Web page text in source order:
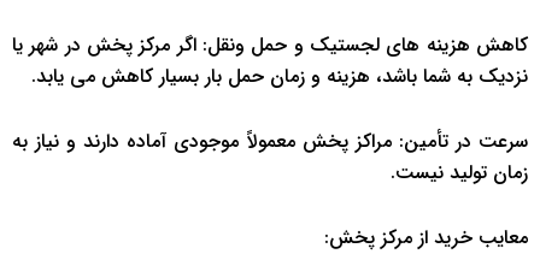
کاهش هزینه های لجستیک و حمل ونقل: اگر مرکز پخش در شهر یا
نزدیک به شما باشد، هزینه و زمان حمل بار بسیار کاهش می یابد.
سرعت در تأمین: مراکز پخش معمولاً موجودی آماده دارند و نیاز به
زمان تولید نیست.
معایب خرید از مرکز پخش: